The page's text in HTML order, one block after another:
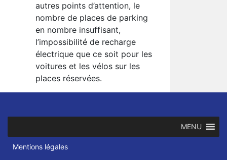
autres points d’attention, le
nombre de places de parking
en nombre insuffisant,
l’impossibilité de recharge
électrique que ce soit pour les
voitures et les vélos sur les
places réservées.
MENU
Mentions légales